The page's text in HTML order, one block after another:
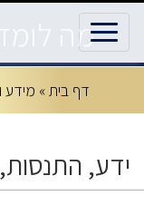
מה
דף בית» מידע
ידע,